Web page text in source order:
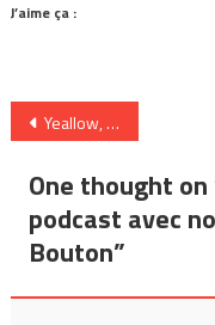
J’aime ça :
Navigation
de
l’article
Yeallow, nouvel ablum : « 2891 Seconds »
One thought on
podcast avec
Bouton”